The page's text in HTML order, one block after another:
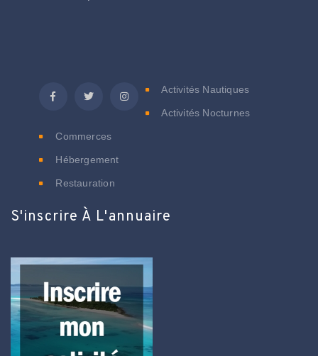
Activités Nautiques
Activités Nocturnes
Commerces
Hébergement
Restauration
S'inscrire À L'annuaire